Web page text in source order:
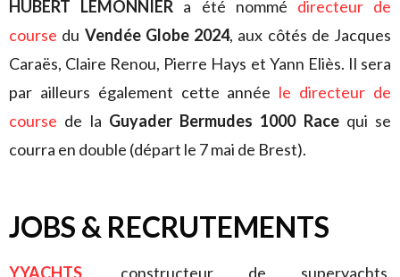
HUBERT LEMONNIER a été nommé directeur de
course du Vendée Globe 2024, aux côtés de Jacques
Caraës, Claire Renou, Pierre Hays et Yann Eliès. Il sera
par ailleurs également cette année le directeur de
course de la Guyader Bermudes 1000 Racequi se
courra en double (départ le 7 mai de Brest).
JOBS & RECRUTEMENTS
YYACHTS, constructeur de superyachts,